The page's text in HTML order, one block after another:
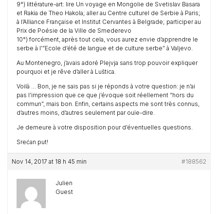
9°) littérature-art: lire Un voyage en Mongolie de Svetislav Basara
et Rakia de Theo Hakola; aller au Centre culturel de Serbie à Paris;
à l’Alliance Française et Institut Cervantes à Belgrade; participer au
Prix de Poésie de la Ville de Smederevo
10°) forcément, après tout cela, vous aurez envie d’apprendre le
serbe à l’”Ecole d’été de langue et de culture serbe” à Valjevo.
Au Montenegro, j’avais adoré Plejvja sans trop pouvoir expliquer
pourquoi et je rêve d’aller à Luštica.
Voilà … Bon, je ne sais pas si je réponds à votre question: je n’ai
pas l’impression que ce que j’évoque soit réellement “hors du
commun”, mais bon. Enfin, certains aspects me sont très connus,
d’autres moins, d’autres seulement par ouïe-dire.
Je demeure à votre disposition pour d’éventuelles questions.
Srećan put!
Nov 14, 2017 at 18 h 45 min #188562
Julien
Guest